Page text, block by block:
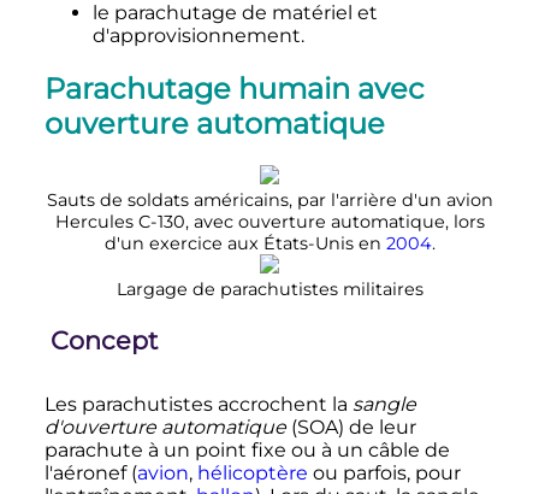
le parachutage de matériel et
d'approvisionnement.
Parachutage humain avec
ouverture automatique
Sauts de soldats américains, par l'arrière d'un avion
Hercules C-130, avec ouverture automatique, lors
d'un exercice aux États-Unis en 2004.
Largage de parachutistes militaires
Concept
Les parachutistes accrochent la sangle
d'ouverture automatique(SOA) de leur
parachute à un point fixe ou à un câble de
l'aéronef (avion, hélicoptère ou parfois, pour